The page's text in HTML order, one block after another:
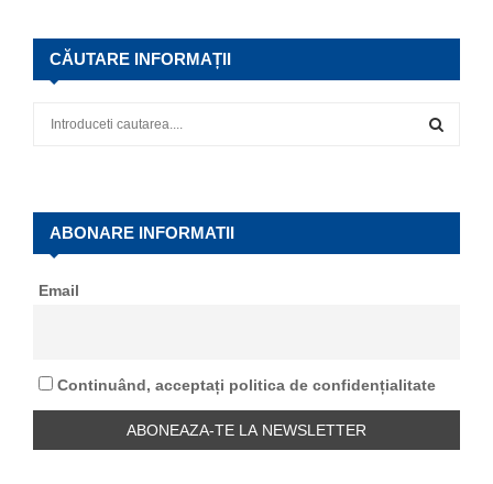
CĂUTARE INFORMAȚII
f
E
A
H
ABONARE INFORMATII
Email
Continuând, acceptați politica de confidențialitate